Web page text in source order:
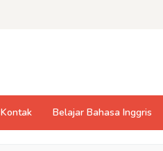
Kontak Belajar Bahasa Inggris